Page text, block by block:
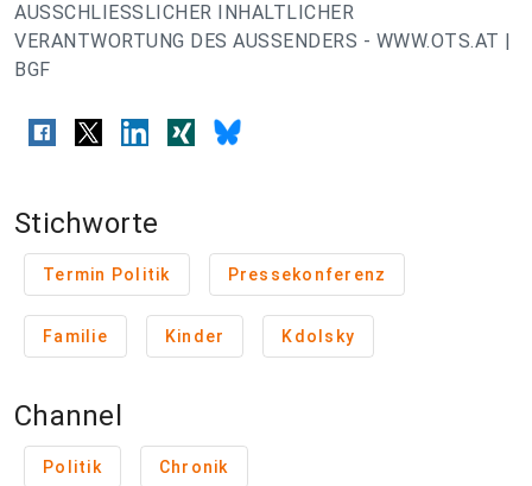
AUSSCHLIESSLICHER INHALTLICHER
VERANTWORTUNG DES AUSSENDERS - WWW.OTS.AT |
BGF
Stichworte
Termin Politik Pressekonferenz
Familie Kinder Kdolsky
Channel
Politik Chronik